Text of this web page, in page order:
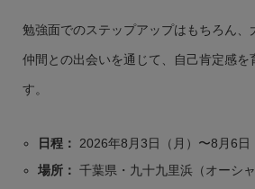
勉強面でのステップアップはもちろん、
仲間との出会いを通じて、自己肯定感を
す。
日程：
2026年8月3日（月）〜8月6日
場所： 千葉県・九十九里浜（オーシ